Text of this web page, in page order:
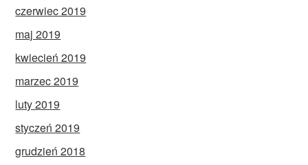
czerwiec 2019
maj 2019
kwiecień 2019
marzec 2019
luty 2019
styczeń 2019
grudzień 2018